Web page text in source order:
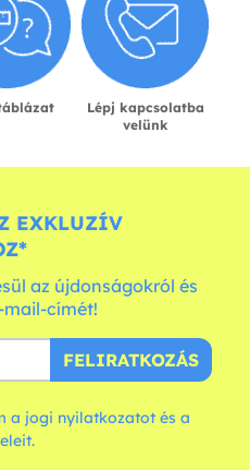
Lépj kapcsolatba
velünk
EXKLUZÍV
az újdonságokról és
címét!
FELIRATKOZÁS
a jogi nyilatkozatot és a